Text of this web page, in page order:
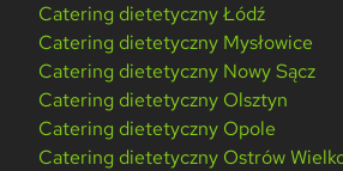
Catering dietetyczny Łódź
Catering dietetyczny Mysłowice
Catering dietetyczny Nowy Sącz
Catering dietetyczny Olsztyn
Catering dietetyczny Opole
Catering dietetyczny Ostrów